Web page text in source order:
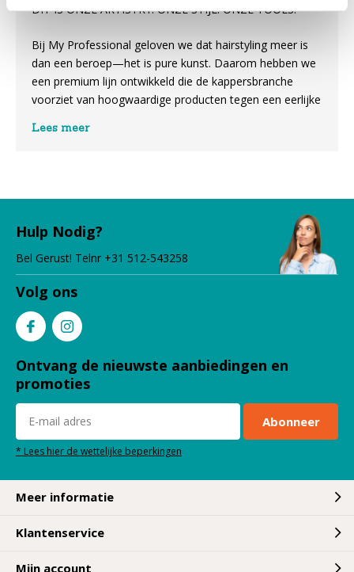
DIT IS ONZE ARTISTRY. ONZE STIJL. ONZE TOOLS.
Bij My Professional geloven we dat hairstyling meer is
dan een beroep—het is pure kunst. Daarom hebben we
een premium lijn ontwikkeld die de kappersbranche
voorziet van hoogwaardige producten tegen een eerlijke
creativiteit, gecombineerd met innovatie en
Lees meer
Hulp Nodig?
Bel Gerust! Telnr +31 512-543258
Volg ons
Ontvang de nieuwste aanbiedingen en
promoties
Abonneer
* Lees hier de wettelijke beperkingen
Meer informatie
Klantenservice
Mijn account